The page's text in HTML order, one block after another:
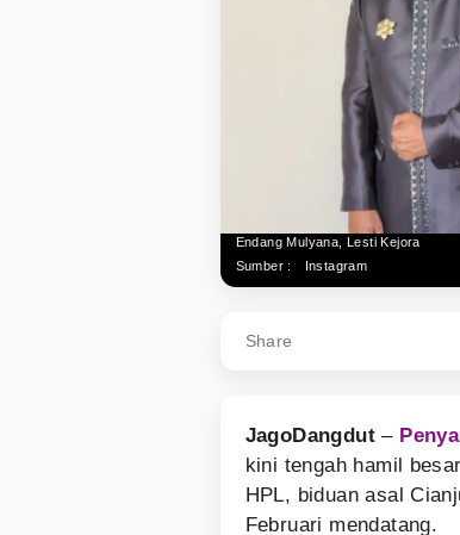
Endang Mulyana, Lesti Kejora
Sumber :
Instagram
Share
JagoDangdut–
kini tengah hamil
HPL, biduan asal
Februari mendatang.